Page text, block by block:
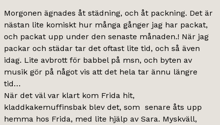
Morgonen ägnades åt städning, och åt packning. Det är
nästan lite komiskt hur många gånger jag har packat,
och packat upp under den senaste månaden.! När jag
packar och städar tar det oftast lite tid, och så även
idag. Lite avbrott för babbel på msn, och byten av
musik gör på något vis att det hela tar ännu längre
tid…
När det väl var klart kom Frida hit,
kladdkakemuffinsbak blev det, som senare åts upp
hemma hos Frida, med lite hjälp av Sara. Myskväll,